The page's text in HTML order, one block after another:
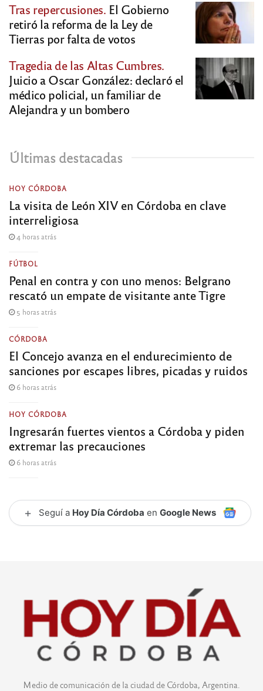
Tras repercusiones. El Gobierno
retiró la reforma de la Ley de
Tierras por falta de votos
Tragedia de las Altas Cumbres.
Juicio a Oscar González: declaró el
médico policial, un familiar de
Alejandra y un bombero
Últimas destacadas
HOY CÓRDOBA
La visita de León XIV en Córdoba en clave
interreligiosa
4 horas atrás
FÚTBOL
Penal en contra y con uno menos: Belgrano
rescató un empate de visitante ante Tigre
5 horas atrás
CÓRDOBA
El Concejo avanza en el endurecimiento de
sanciones por escapes libres, picadas y ruidos
6 horas atrás
HOY CÓRDOBA
Ingresarán fuertes vientos a Córdoba y piden
extremar las precauciones
6 horas atrás
+ Seguí a Hoy Día Córdoba en Google News
Medio de comunicación de la ciudad de Córdoba, Argentina.